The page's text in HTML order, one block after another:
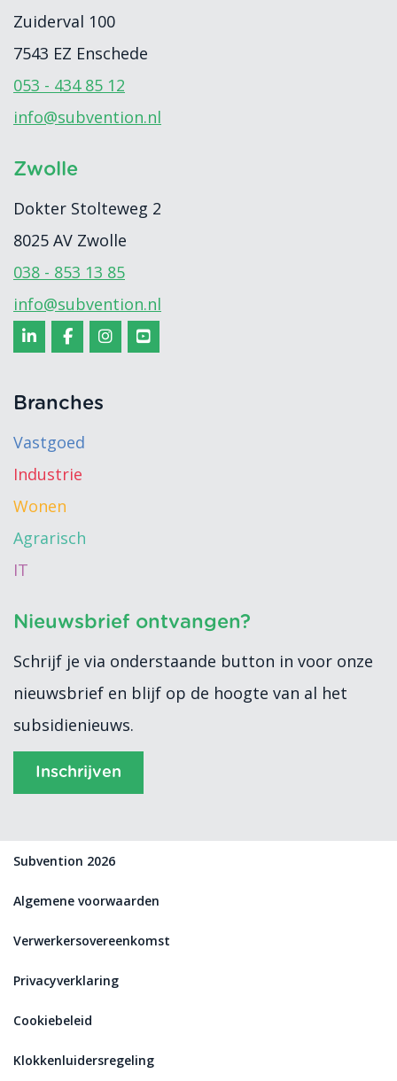
Zuiderval 100
7543 EZ Enschede
053 - 434 85 12
info@subvention.nl
Zwolle
Dokter Stolteweg 2
8025 AV Zwolle
038 - 853 13 85
info@subvention.nl
Branches
Vastgoed
Industrie
Wonen
Agrarisch
IT
Nieuwsbrief ontvangen?
Schrijf je via onderstaande button in voor onze
nieuwsbrief en blijf op de hoogte van al het
subsidienieuws.
Inschrijven
Subvention 2026
Algemene voorwaarden
Verwerkersovereenkomst
Privacyverklaring
Cookiebeleid
Klokkenluidersregeling